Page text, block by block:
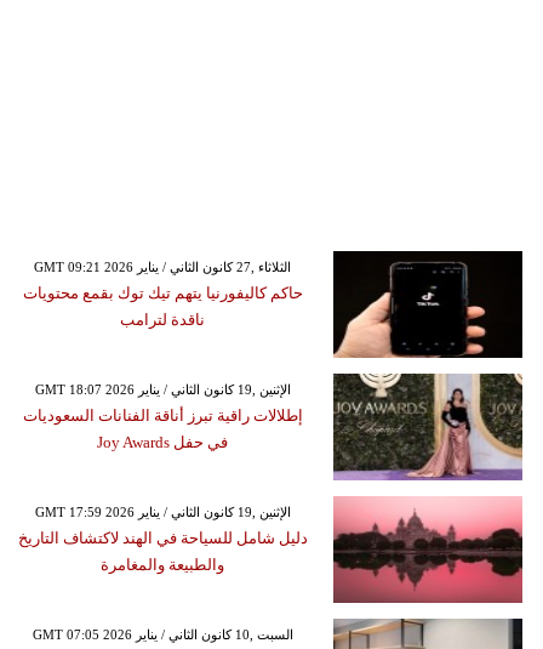
GMT 09:21 2026 الثلاثاء ,27 كانون الثاني / يناير
حاكم كاليفورنيا يتهم تيك توك بقمع محتويات
ناقدة لترامب
GMT 18:07 2026 الإثنين ,19 كانون الثاني / يناير
إطلالات راقية تبرز أناقة الفنانات السعوديات
في حفل Joy Awards
GMT 17:59 2026 الإثنين ,19 كانون الثاني / يناير
دليل شامل للسياحة في الهند لاكتشاف التاريخ
والطبيعة والمغامرة
GMT 07:05 2026 السبت ,10 كانون الثاني / يناير